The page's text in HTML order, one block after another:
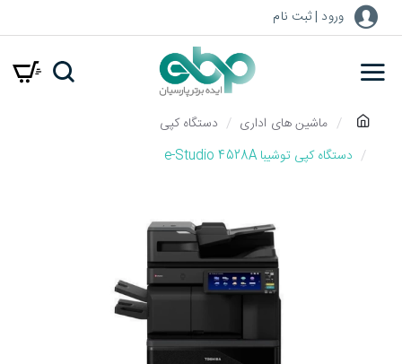
ورود | ثبت نام
o
ماشین های اداری
دستگاه کپی
دستگاه کپی توشیبا e-Studio 4528A